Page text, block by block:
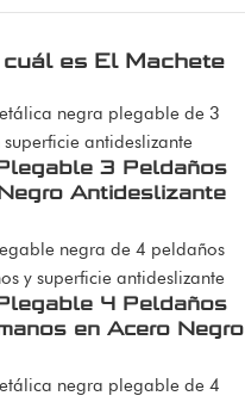
es El Machete
3 Peldaños
Antideslizante
4 Peldaños
en Acero Negro